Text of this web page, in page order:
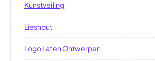
Kunstveiling
Lieshout
Logo Laten Ontwerpen